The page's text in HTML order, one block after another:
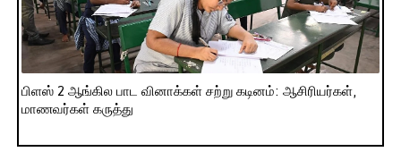
பிளஸ் 2 ஆங்கில பாட வினாக்கள் சற்று கடினம்: ஆசிரியர்கள்,
மாணவர்கள் கருத்து